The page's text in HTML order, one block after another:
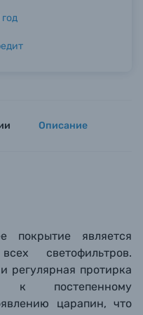
товары)
Описание
покрытие является
светофильтров.
регулярная протирка
к постепенному
царапин, что